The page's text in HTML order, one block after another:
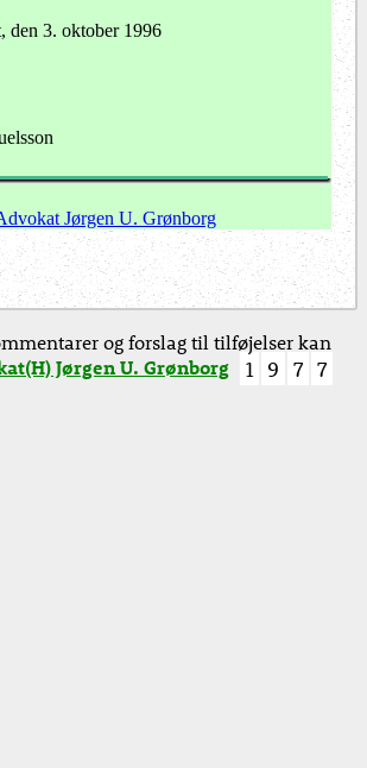
den 3. oktober 1996
Jørgen U. Grønborg
og forslag til tilføjelser kan
Jørgen U. Grønborg 1 9 7 7